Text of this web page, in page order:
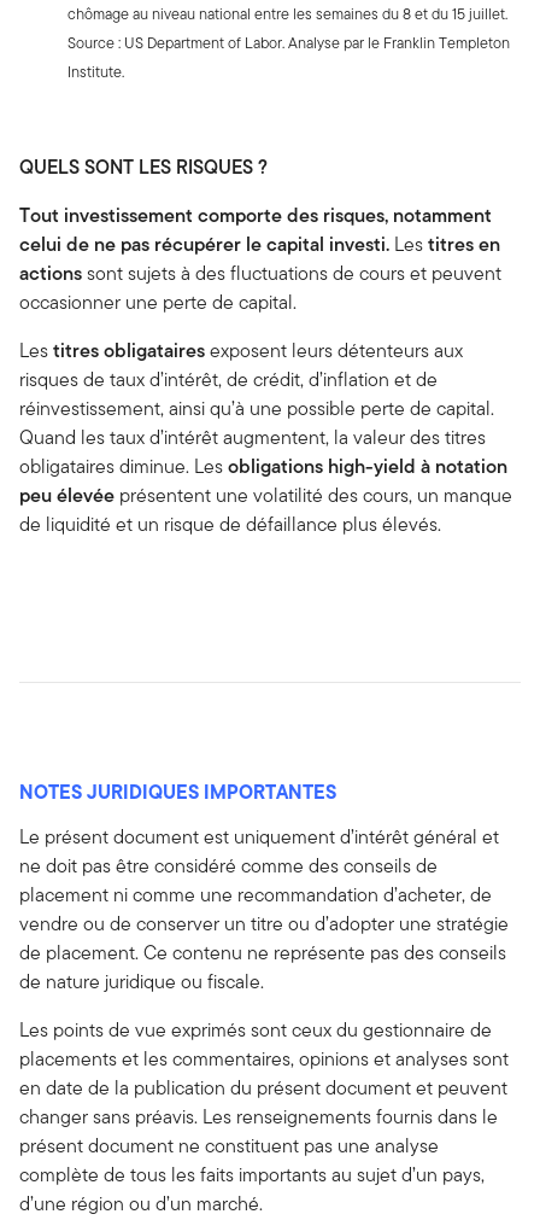
chômage au niveau national entre les semaines du 8 et du 15 juillet.
Source : US Department of Labor. Analyse par le Franklin Templeton
Institute.
QUELS SONT LES RISQUES ?
Tout investissement comporte des risques, notamment
celui de ne pas récupérer le capital investi. Lestitres en
actionssont sujets à des fluctuations de cours et peuvent
occasionner une perte de capital.
Lestitres obligatairesexposent leurs détenteurs aux
risques de taux d’intérêt, de crédit, d’inflation et de
réinvestissement, ainsi qu’à une possible perte de capital.
Quand les taux d’intérêt augmentent, la valeur des titres
obligataires diminue. Lesobligations high-yield à notation
peu élevée présentent une volatilité des cours, un manque
de liquidité et un risque de défaillance plus élevés.
NOTES JURIDIQUES IMPORTANTES
Le présent document est uniquement d’intérêt général et
ne doit pas être considéré comme des conseils de
placement ni comme une recommandation d’acheter, de
vendre ou de conserver un titre ou d’adopter une stratégie
de placement. Ce contenu ne représente pas des conseils
de nature juridique ou fiscale.
Les points de vue exprimés sont ceux du gestionnaire de
placements et les commentaires, opinions et analyses sont
en date de la publication du présent document et peuvent
changer sans préavis. Les renseignements fournis dans le
présent document ne constituent pas une analyse
complète de tous les faits importants au sujet d’un pays,
d’une région ou d’un marché.